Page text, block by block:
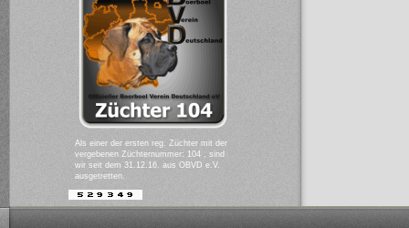
Als einer der ersten reg. Züchter mit der
vergebenen Züchternummer: 104 , sind
wir seit dem 31.12.16. aus OBVD e.V.
ausgetretten.